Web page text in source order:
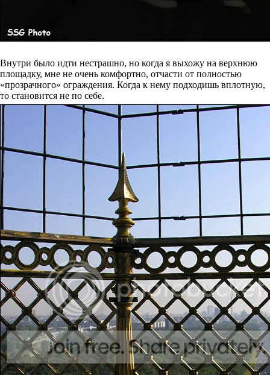
Внутри было идти нестрашно, но когда я выхожу на верхнюю
площадку, мне не очень комфортно, отчасти от полностью
«прозрачного» ограждения. Когда к нему подходишь вплотную,
то становится не по себе.